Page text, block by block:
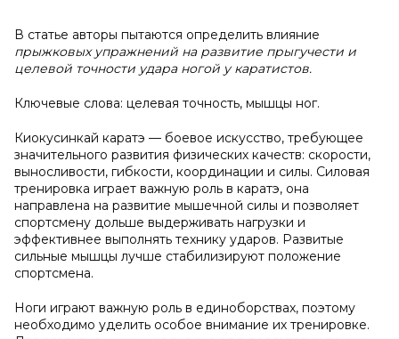
В статье авторы пытаются определить влияние
прыжковых упражнений на развитие прыгучести и
целевой точности удара ногой у каратистов.
Ключевые слова: целевая точность, мышцы ног.
Киокусинкай каратэ — боевое искусство, требующее
значительного развития физических качеств: скорости,
выносливости, гибкости, координации и силы. Силовая
тренировка играет важную роль в каратэ, она
направлена на развитие мышечной силы и позволяет
спортсмену дольше выдерживать нагрузки и
эффективнее выполнять технику ударов. Развитые
сильные мышцы лучше стабилизируют положение
спортсмена.
Ноги играют важную роль в единоборствах, поэтому
необходимо уделить особое внимание их тренировке.